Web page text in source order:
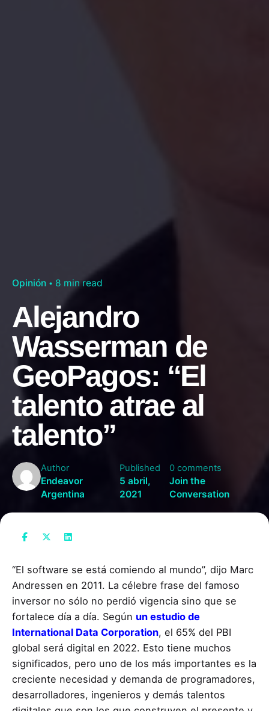
Opinión 8 min read
Alejandro
Wasserman de
GeoPagos: “El
talento atrae al
talento”
Author
Endeavor
Argentina
Published
5 abril,
2021
0 comments
Join the
Conversation
“El software se está comiendo al mundo”, dijo Marc
Andressen en 2011. La célebre frase del famoso
inversor no sólo no perdió vigencia sino que se
fortalece día a día. Según un estudio de
International Data Corporation, el 65% del PBI
global será digital en 2022. Esto tiene muchos
significados, pero uno de los más importantes es la
creciente necesidad y demanda de programadores,
desarrolladores, ingenieros y demás talentos